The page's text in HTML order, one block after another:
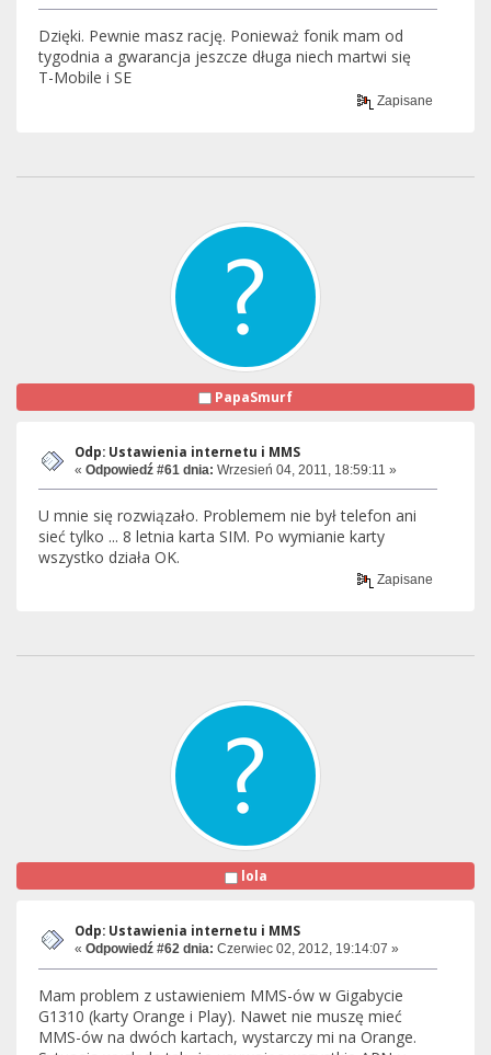
Dzięki. Pewnie masz rację. Ponieważ fonik mam od
tygodnia a gwarancja jeszcze długa niech martwi się
T-Mobile i SE
Zapisane
PapaSmurf
Odp: Ustawienia internetu i MMS
« Odpowiedź #61 dnia: Wrzesień 04, 2011, 18:59:11 »
U mnie się rozwiązało. Problemem nie był telefon ani
sieć tylko ... 8 letnia karta SIM. Po wymianie karty
wszystko działa OK.
Zapisane
lola
Odp: Ustawienia internetu i MMS
« Odpowiedź #62 dnia: Czerwiec 02, 2012, 19:14:07 »
Mam problem z ustawieniem MMS-ów w Gigabycie
G1310 (karty Orange i Play). Nawet nie muszę mieć
MMS-ów na dwóch kartach, wystarczy mi na Orange.